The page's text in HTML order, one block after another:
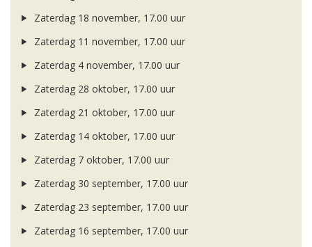
Zaterdag 18 november, 17.00 uur
Zaterdag 11 november, 17.00 uur
Zaterdag 4 november, 17.00 uur
Zaterdag 28 oktober, 17.00 uur
Zaterdag 21 oktober, 17.00 uur
Zaterdag 14 oktober, 17.00 uur
Zaterdag 7 oktober, 17.00 uur
Zaterdag 30 september, 17.00 uur
Zaterdag 23 september, 17.00 uur
Zaterdag 16 september, 17.00 uur